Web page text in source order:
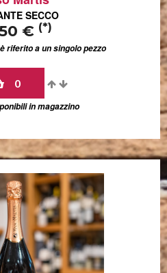
SECCO
€ (*)
riferito a un singolo pezzo
0
in magazzino